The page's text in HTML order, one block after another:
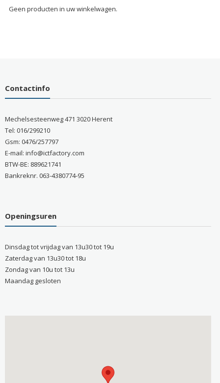
Geen producten in uw winkelwagen.
Contactinfo
Mechelsesteenweg 471 3020 Herent
Tel: 016/299210
Gsm: 0476/257797
E-mail: info@ictfactory.com
BTW-BE: 889621741
Bankreknr. 063-4380774-95
Openingsuren
Dinsdag tot vrijdag van 13u30 tot 19u
Zaterdag van 13u30 tot 18u
Zondag van 10u tot 13u
Maandag gesloten